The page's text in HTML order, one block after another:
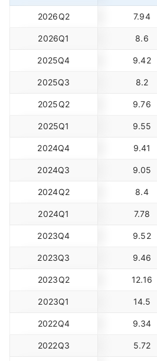
2026Q2 7.94
2026Q1 8.6
2025Q4 9.42
2025Q3 8.2
2025Q2 9.76
2025Q1 9.55
2024Q4 9.41
2024Q3 9.05
2024Q2 8.4
2024Q1 7.78
2023Q4 9.52
2023Q3 9.46
2023Q2 12.16
2023Q1 14.5
2022Q4 9.34
2022Q3 5.72